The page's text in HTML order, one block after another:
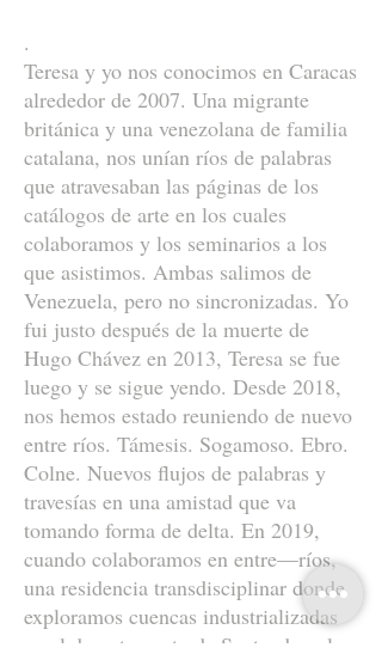
.
Teresa y yo nos conocimos en Caracas
alrededor de 2007. Una migrante
británica y una venezolana de familia
catalana, nos unían ríos de palabras
que atravesaban las páginas de los
catálogos de arte en los cuales
colaboramos y los seminarios a los
que asistimos. Ambas salimos de
Venezuela, pero no sincronizadas. Yo
fui justo después de la muerte de
Hugo Chávez en 2013, Teresa se fue
luego y se sigue yendo. Desde 2018,
nos hemos estado reuniendo de nuevo
entre ríos. Támesis. Sogamoso. Ebro.
Colne. Nuevos flujos de palabras y
travesías en una amistad que va
tomando forma de delta. En 2019,
cuando colaboramos en entre—ríos,
una residencia transdisciplinar donde
exploramos cuencas industrializadas
en el departamento de Santander, al